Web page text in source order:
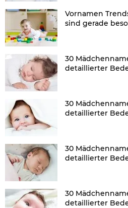
Vornamen
sind gerade
30
detaillierter
30
detaillierter
30
detaillierter
30
detaillierter